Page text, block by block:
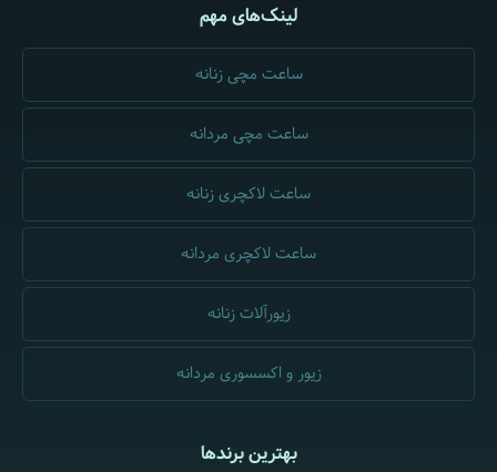
لینک‌های مهم
ساعت مچی زنانه
ساعت مچی مردانه
ساعت لاکچری زنانه
ساعت لاکچری مردانه
زیورآلات زنانه
زیور و اکسسوری مردانه
بهترین برندها